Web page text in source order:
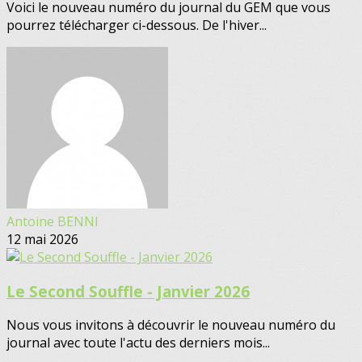
Voici le nouveau numéro du journal du GEM que vous
pourrez télécharger ci-dessous. De l'hiver...
Antoine BENNI
12 mai 2026
Le Second Souffle - Janvier 2026
Nous vous invitons à découvrir le nouveau numéro du
journal avec toute l'actu des derniers mois...